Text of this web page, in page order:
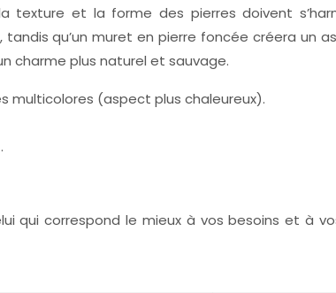
texture et la forme des pierres doivent
qu’un muret en pierre foncée créera un
charme plus naturel et sauvage.
multicolores (aspect plus chaleureux).
correspond le mieux à vos besoins et à